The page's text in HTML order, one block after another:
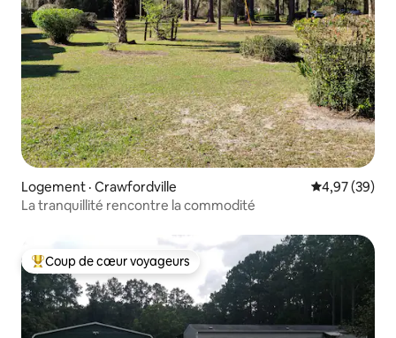
Logement · Crawfordville Note
4,97 (39)
La tranquillité rencontre la commodité
Coup de cœur voyageurs parmi les plus aimés
Coup de cœur voyageurs